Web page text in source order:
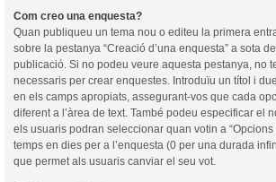
Com creo una enquesta?
Quan publiqueu un tema nou o editeu la primera
sobre la pestanya “Creació d’una enquesta” a sota
publicació. Si no podeu veure aquesta pestanya, no
necessaris per crear enquestes. Introduïu un títol i
en els camps apropiats, assegurant-vos que cada
diferent a l’àrea de text. També podeu especificar el
els usuaris podran seleccionar quan votin a “Opcions
temps en dies per a l’enquesta (0 per una durada
que permet als usuaris canviar el seu vot.